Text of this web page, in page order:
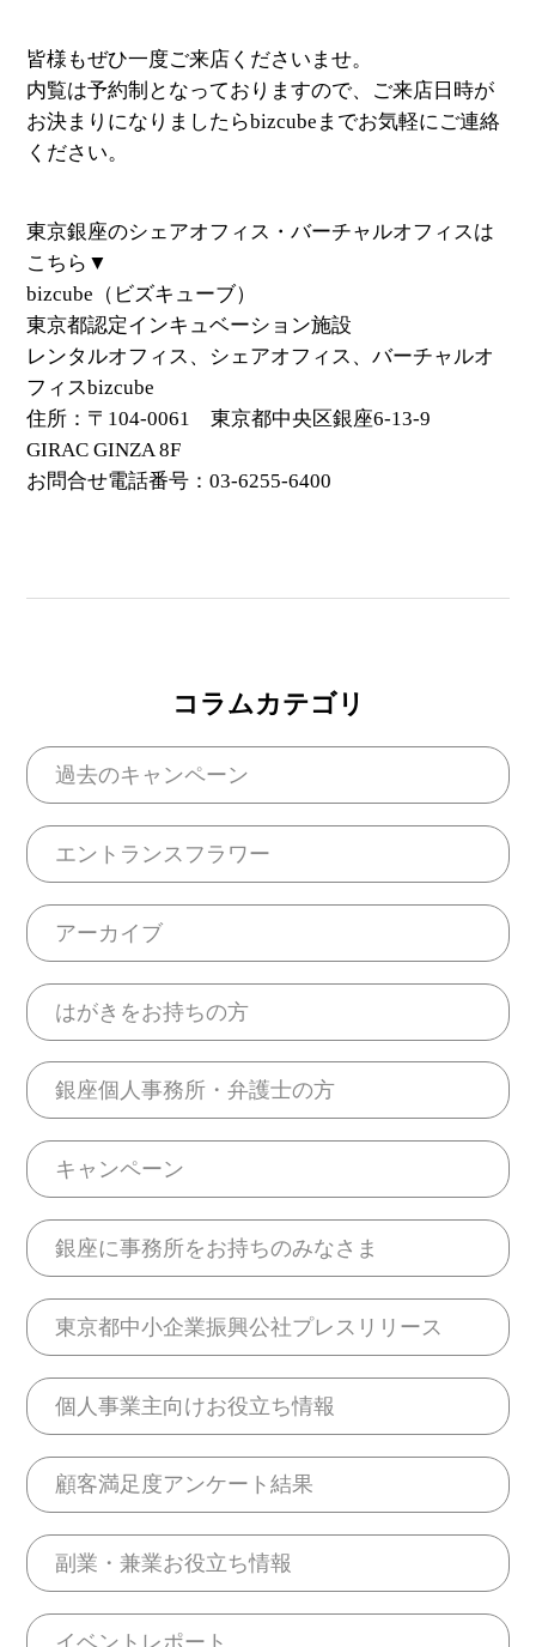
皆様もぜひ一度ご来店くださいませ。
内覧は予約制となっておりますので、ご来店日時が
お決まりになりましたらbizcubeまでお気軽にご連絡
ください。
東京銀座のシェアオフィス・バーチャルオフィスは
こちら▼
bizcube（ビズキューブ）
東京都認定インキュベーション施設
レンタルオフィス、シェアオフィス、バーチャルオ
フィスbizcube
住所：〒104-0061 東京都中央区銀座6-13-9
GIRAC GINZA 8F
お問合せ電話番号：03-6255-6400
コラムカテゴリ
過去のキャンペーン
エントランスフラワー
アーカイブ
はがきをお持ちの方
銀座個人事務所・弁護士の方
キャンペーン
銀座に事務所をお持ちのみなさま
東京都中小企業振興公社プレスリリース
個人事業主向けお役立ち情報
顧客満足度アンケート結果
副業・兼業お役立ち情報